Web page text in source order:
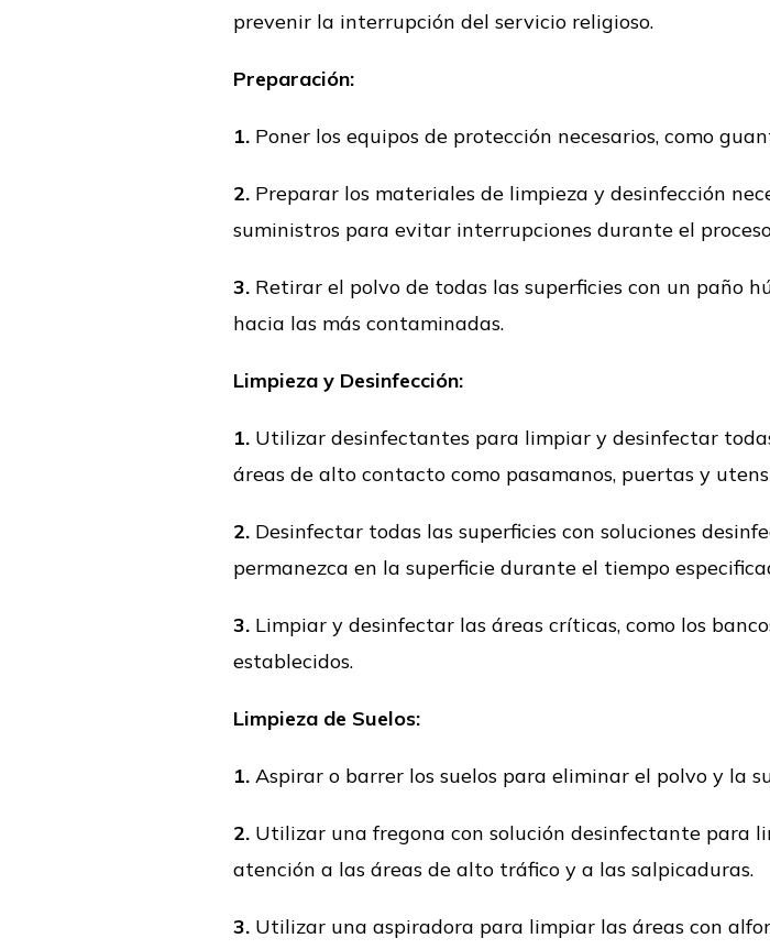
prevenir la interrupción del servicio religioso.
Preparación:
1. Poner los equipos de protección necesarios, como
2. Preparar los materiales de limpieza y desinfección
suministros para evitar interrupciones durante el
3. Retirar el polvo de todas las superficies con un paño
hacia las más contaminadas.
Limpieza y Desinfección:
1. Utilizar desinfectantes para limpiar y desinfectar
áreas de alto contacto como pasamanos, puertas y
2. Desinfectar todas las superficies con soluciones
permanezca en la superficie durante el tiempo
3. Limpiar y desinfectar las áreas críticas, como los
establecidos.
Limpieza de Suelos:
1. Aspirar o barrer los suelos para eliminar el polvo y la
2. Utilizar una fregona con solución desinfectante para
atención a las áreas de alto tráfico y a las salpicaduras.
3. Utilizar una aspiradora para limpiar las áreas con